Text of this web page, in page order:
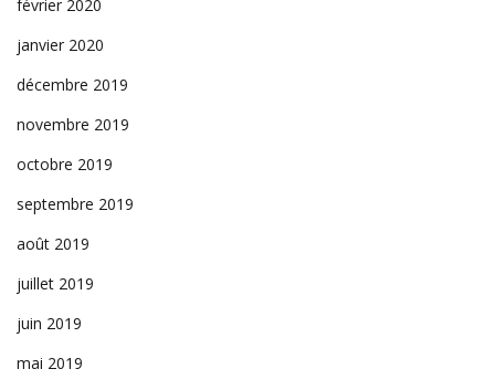
février 2020
janvier 2020
décembre 2019
novembre 2019
octobre 2019
septembre 2019
août 2019
juillet 2019
juin 2019
mai 2019